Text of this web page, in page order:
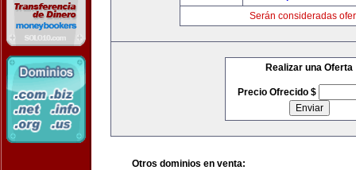
Serán consideradas
Realizar una Oferta
Precio Ofrecido $
Otros dominios en venta: